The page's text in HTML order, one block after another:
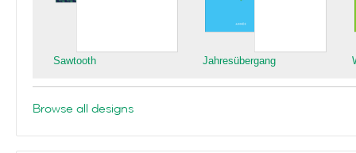
Sawtooth Jahresübergang
Browse all designs